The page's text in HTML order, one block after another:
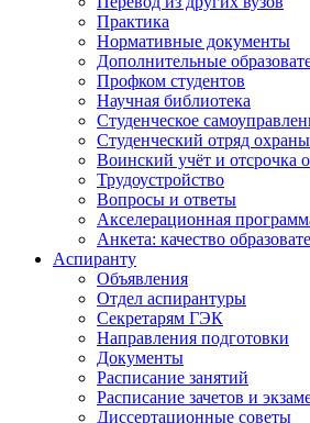
Практика
Нормативные документы
Дополнительные
Профком студентов
Научная библиотека
Студенческое
Студенческий отряд
Воинский учёт и отсрочка
Трудоустройство
Вопросы и ответы
Акселерационная
Анкета: качество
Аспиранту
Объявления
Отдел аспирантуры
Секретарям ГЭК
Направления подготовки
Документы
Расписание занятий
Расписание зачетов и
Диссертационные советы